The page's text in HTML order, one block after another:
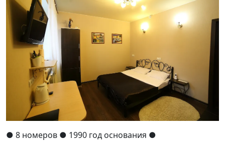
● 8 номеров ● 1990 год основания ●